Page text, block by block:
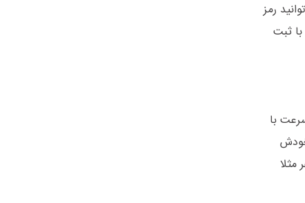
رمز
ثبت
با
مثلا